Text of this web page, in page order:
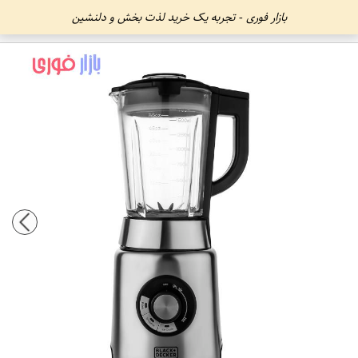
بازار فوری - تجربه یک خرید لذت بخش و دلنشین